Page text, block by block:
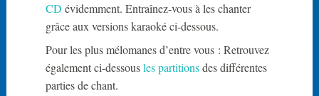
CD évidemment. Entraînez-vous à les chanter
grâce aux versions karaoké ci-dessous.
Pour les plus mélomanes d’entre vous : Retrouvez
également ci-dessousles partitionsdes différentes
parties de chant.